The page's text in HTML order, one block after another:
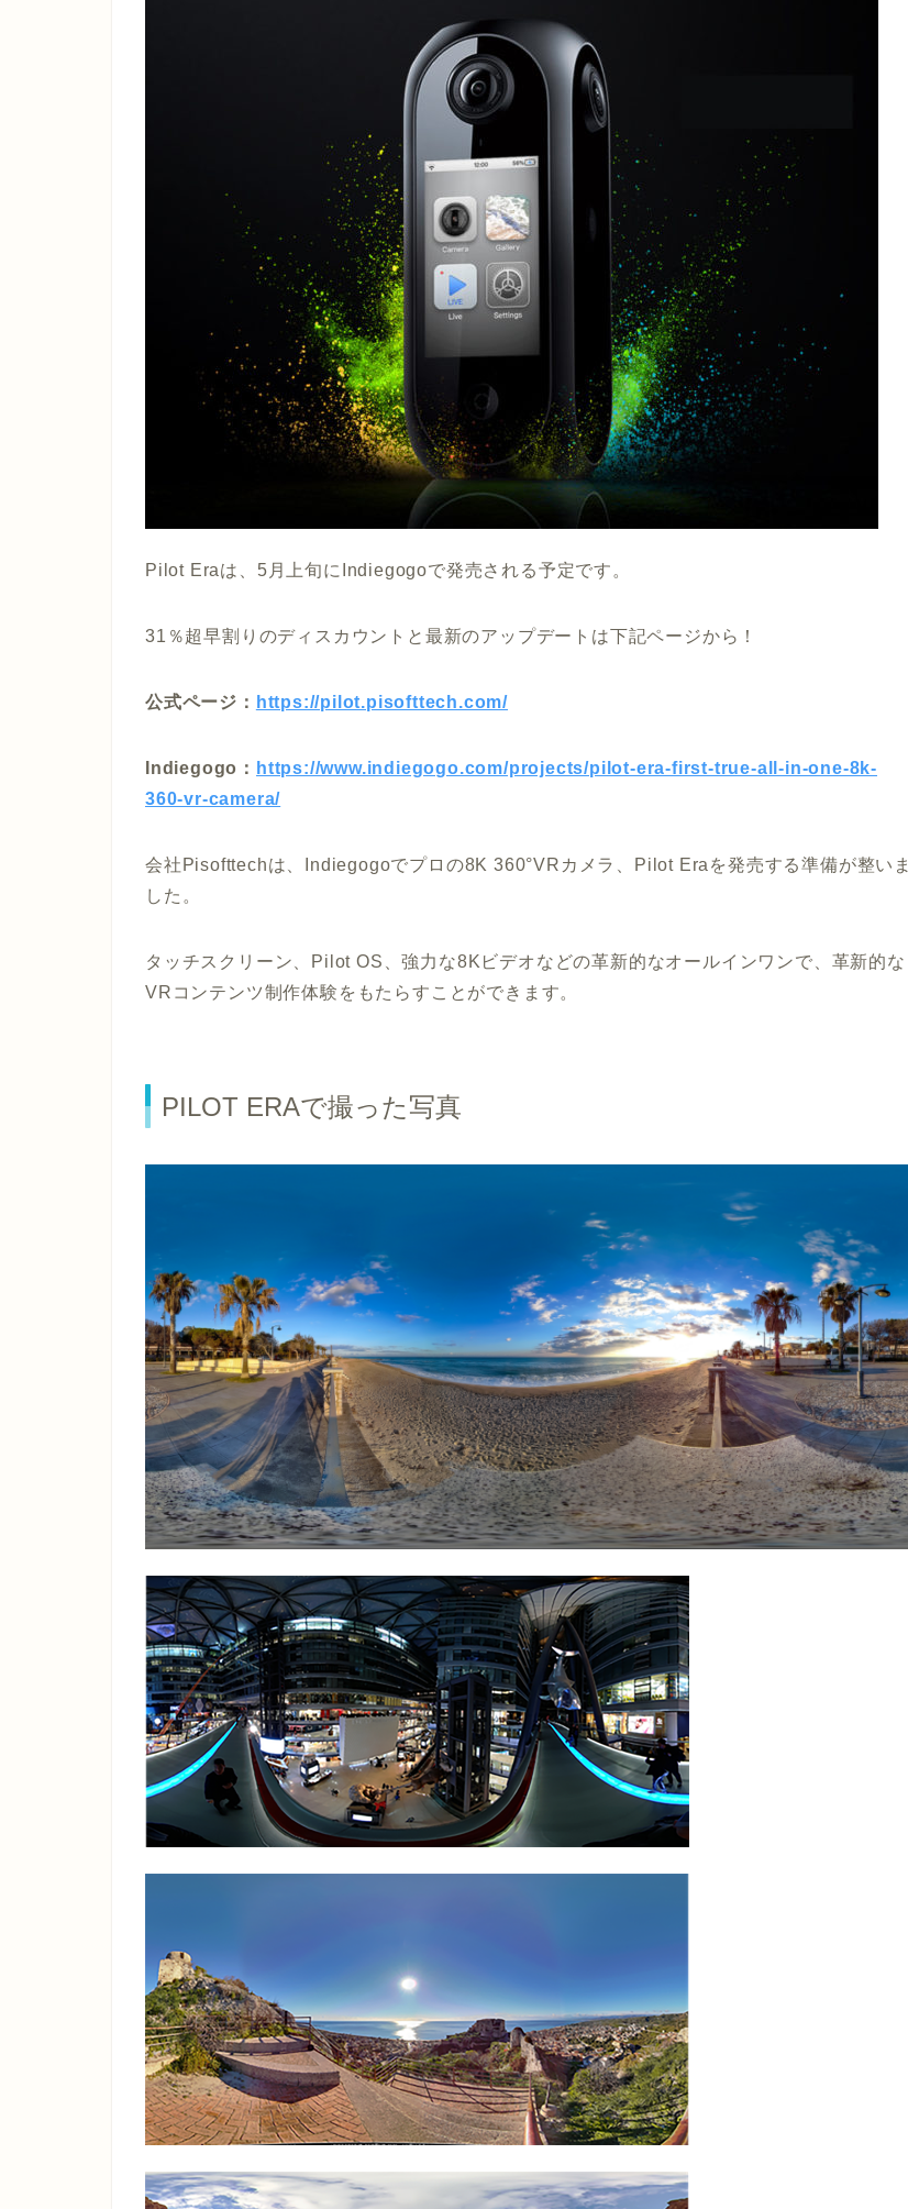
Pilot Eraは、5月上旬にIndiegogoで発売される予定です。
31％超早割りのディスカウントと最新のアップデートは下記ページから！
公式ページ： https://pilot.pisofttech.com/
Indiegogo： https://www.indiegogo.com/projects/pilot-era-first-true-all-in-one-8k-
360-vr-camera/
会社Pisofttechは、Indiegogoでプロの8K 360°VRカメラ、Pilot Eraを発売する準備が整いま
した。
タッチスクリーン、Pilot OS、強力な8Kビデオなどの革新的なオールインワンで、革新的な
VRコンテンツ制作体験をもたらすことができます。
PILOT ERAで撮った写真